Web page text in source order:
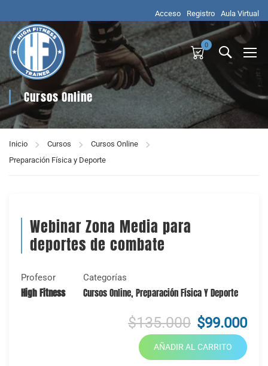
Acceso Registro Aula Virtual
0
Cursos Online
Inicio Cursos
Cursos Online
Preparación Física y Deporte
Webinar Zona Media para
deportes de combate
Profesor
High Fitness
Categorías
Cursos Online,Preparación Física Y Deporte
$135.000 $99.000
AÑADIR AL CARRITO